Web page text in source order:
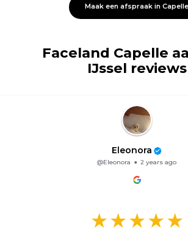
Maak een afspraak in Capelle
Faceland Capelle
IJssel reviews
Eleonora
@Eleonora 2 years ago